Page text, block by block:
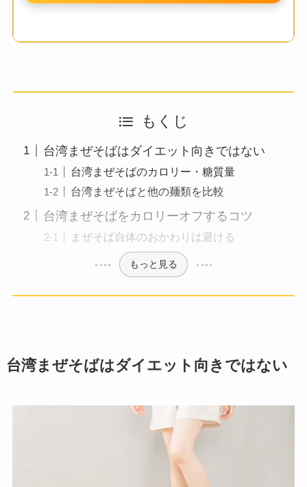
もくじ
台湾まぜそばはダイエット向きではない
台湾まぜそばのカロリー・糖質量
台湾まぜそばと他の麺類を比較
台湾まぜそばをカロリーオフするコツ
まぜそば自体のおかわりは避ける
もっと見る
台湾まぜそばはダイエット向きではない